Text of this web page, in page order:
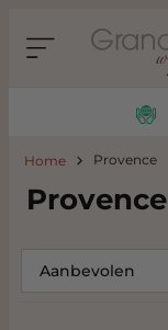
Home Provence
Provence